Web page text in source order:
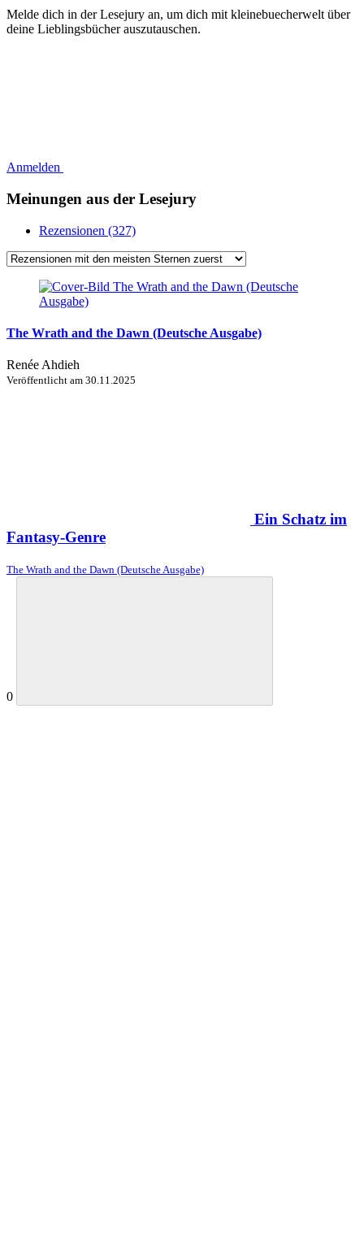
Melde dich in der Lesejury an, um dich mit kleinebuecherwelt über
deine Lieblingsbücher auszutauschen.
Anmelden
Meinungen aus der Lesejury
Rezensionen (327)
The Wrath and the Dawn (Deutsche Ausgabe)
Renée Ahdieh
Veröffentlicht am 30.11.2025
Ein Schatz im
Fantasy-Genre
The Wrath and the Dawn (Deutsche Ausgabe)
0